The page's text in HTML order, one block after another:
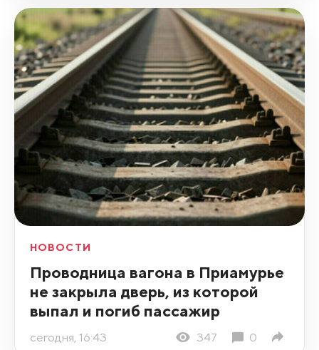
НОВОСТИ
Проводница вагона в Приамурье
не закрыла дверь, из которой
выпал и погиб пассажир
сегодня, 16:43 347 0